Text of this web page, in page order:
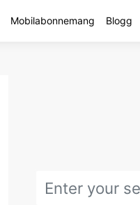
Mobilabonnemang Blogg